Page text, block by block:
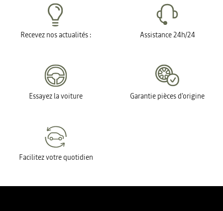
Recevez nos actualités : Assistance 24h/24
Essayez la voiture Garantie pièces d'origine
Facilitez votre quotidien